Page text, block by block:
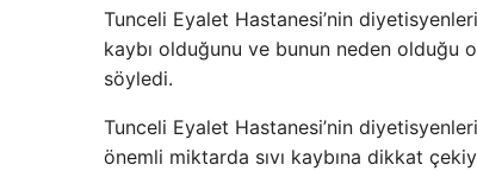
Tunceli Eyalet Hastanesi’nin
kaybı olduğunu ve bunun neden olduğu
söyledi.
Tunceli Eyalet Hastanesi’nin
önemli miktarda sıvı kaybına dikkat